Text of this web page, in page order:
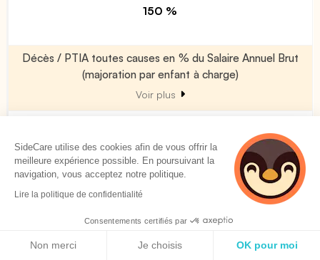
150 %
Décès / PTIA toutes causes en % du Salaire Annuel Brut
(majoration par enfant à charge)
Voir plus
50 %
Décès accident (en % du Décès/PTIA)
SideCare utilise des cookies afin de vous offrir la
meilleure expérience possible. En poursuivant la
navigation, vous acceptez notre politique.
Lire la politique de confidentialité
Consentements certifiés par
Non merci Je choisis OK pour moi